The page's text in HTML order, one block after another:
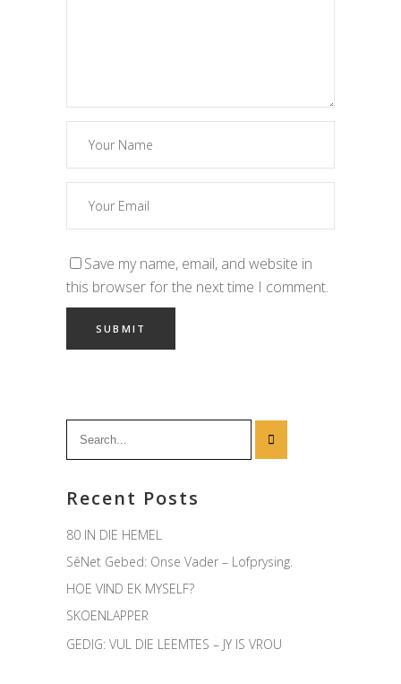
Save my name, email, and website in
this browser for the next time I comment.
Recent Posts
80 IN DIE HEMEL
SêNet Gebed: Onse Vader – Lofprysing.
HOE VIND EK MYSELF?
SKOENLAPPER
GEDIG: VUL DIE LEEMTES – JY IS VROU